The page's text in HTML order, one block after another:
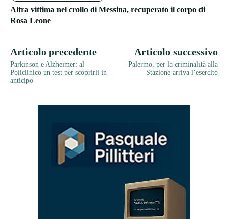
Altra vittima nel crollo di Messina, recuperato il corpo di
Rosa Leone
Articolo precedente
Parkinson e Alzheimer: al
Policlinico un test per scoprirli in
anticipo
Articolo successivo
Palermo, per la criminalità alla
Stazione arriva l’esercito